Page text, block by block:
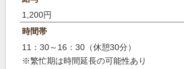
1,200円
時間帯
11：30～16：30（休憩30分）
※繁忙期は時間延長の可能性あり